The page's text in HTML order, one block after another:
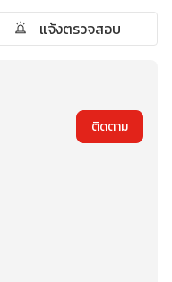
แจ้งตรวจสอบ
ติดตาม